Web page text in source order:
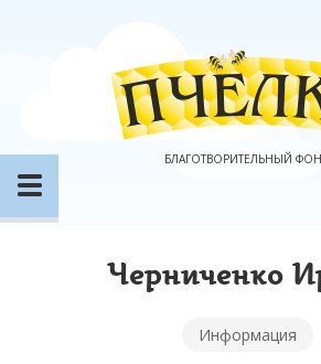
БЛАГОТВОРИТЕЛЬНЫЙ
Черниченко
Информация